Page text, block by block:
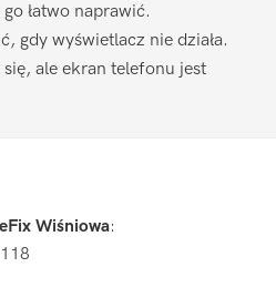
łatwo naprawić.
gdy wyświetlacz nie działa.
się, ale ekran telefonu jest
Wiśniowa: